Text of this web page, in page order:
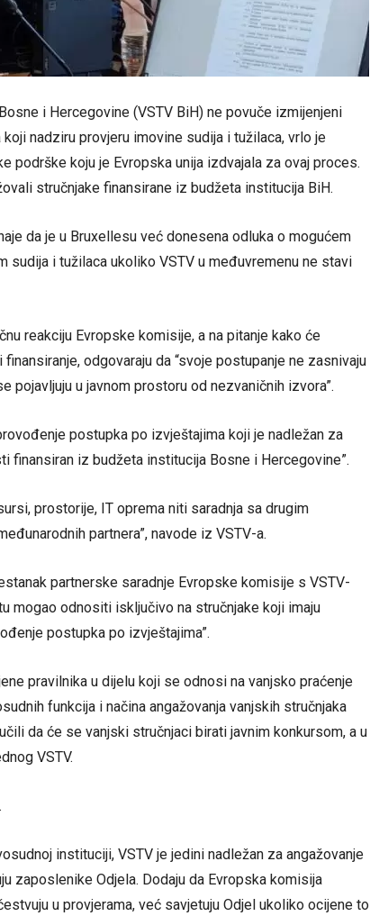
i Hercegovine (VSTV BiH) ne povuče izmijenjeni
nadziru provjeru imovine sudija i tužilaca, vrlo je
podrške koju je Evropska unija izdvajala za ovaj proces.
stručnjake finansirane iz budžeta institucija BiH.
da je u Bruxellesu već donesena odluka o mogućem
sudija i tužilaca ukoliko VSTV u međuvremenu ne stavi
reakciju Evropske komisije, a na pitanje kako će
odgovaraju da “svoje postupanje ne zasnivaju
pojavljuju u javnom prostoru od nezvaničnih izvora”.
postupka po izvještajima koji je nadležan za
finansiran iz budžeta institucija Bosne i Hercegovine”.
prostorije, IT oprema niti saradnja sa drugim
partnera”, navode iz VSTV-a.
partnerske saradnje Evropske komisije s VSTV-
mogao odnositi isključivo na stručnjake koji imaju
postupka po izvještajima”.
pravilnika u dijelu koji se odnosi na vanjsko praćenje
funkcija i načina angažovanja vanjskih stručnjaka
da će se vanjski stručnjaci birati javnim konkursom, a u
VSTV.
instituciji, VSTV je jedini nadležan za angažovanje
zaposlenike Odjela. Dodaju da Evropska komisija
u provjerama, već savjetuju Odjel ukoliko ocijene to